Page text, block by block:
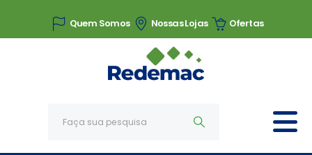
Quem Somos Nossas Lojas Ofertas